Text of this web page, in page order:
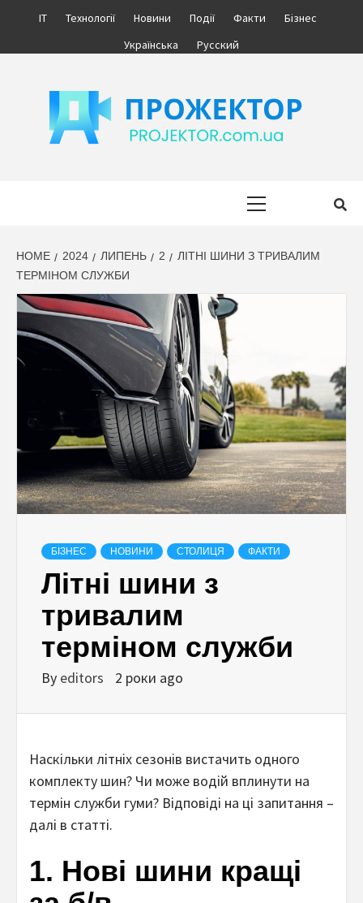
IT Технології Новини Події Факти
Бізнес
Українська
Русский
HOME 2024 ЛИПЕНЬ 2
ЛІТНІ ШИНИ З ТРИВАЛИМ
ТЕРМІНОМ СЛУЖБИ
БІЗНЕС НОВИНИ СТОЛИЦЯ ФАКТИ
Літні шини з
тривалим
терміном служби
By editors 2 роки ago
Наскільки літніх сезонів вистачить одного
комплекту шин? Чи може водій вплинути на
термін служби гуми? Відповіді на ці запитання –
далі в статті.
1. Нові шини кращі